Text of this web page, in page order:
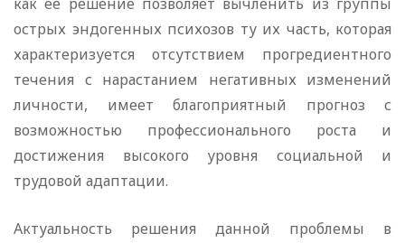
острых эндогенных психозов ту их часть, которая
характеризуется отсутствием прогредиентного
течения с нарастанием негативных изменений
личности, имеет благоприятный прогноз с
возможностью профессионального роста и
достижения высокого уровня социальной и
трудовой адаптации.
Актуальность решения данной проблемы в